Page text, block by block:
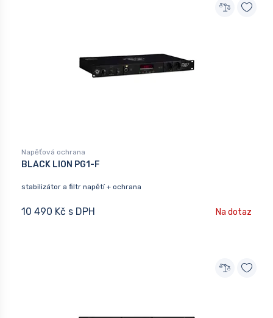
Napěťová ochrana
BLACK LION PG1-F
stabilizátor a filtr napětí + ochrana
10 490 Kč s DPH Na dotaz